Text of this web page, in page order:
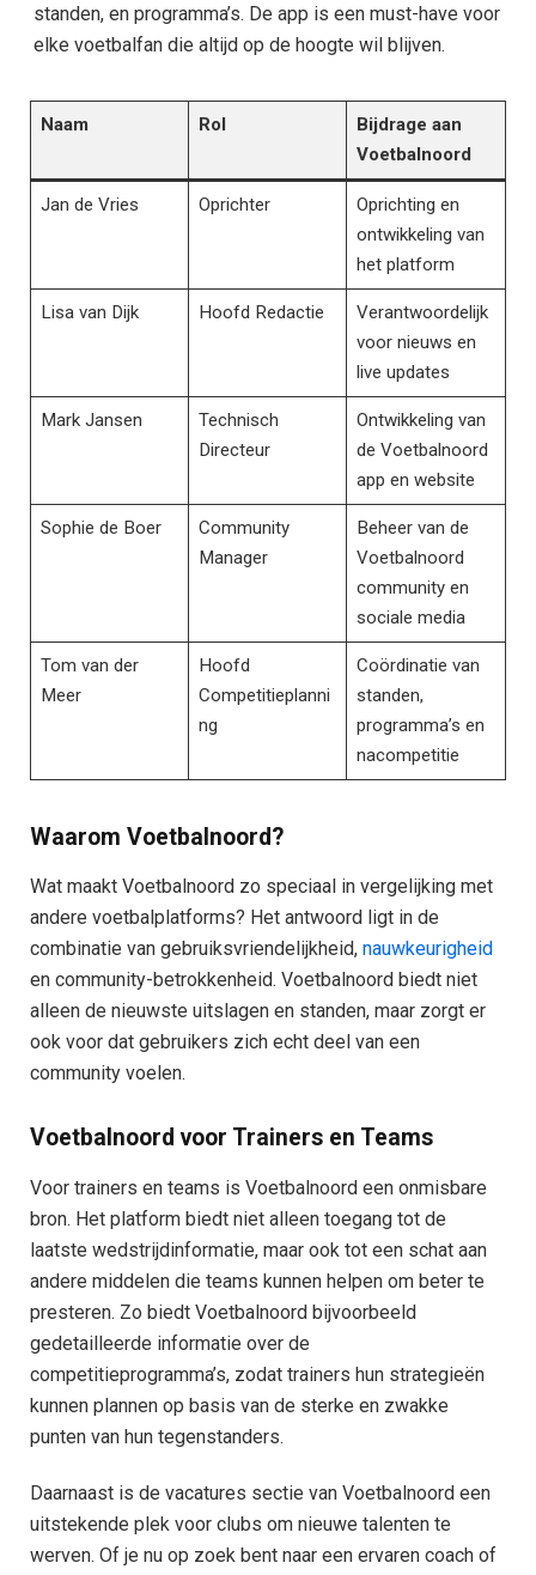
standen, en programma’s. De app is een must-have voor
elke voetbalfan die altijd op de hoogte wil blijven.
Naam Rol
Bijdrage aan
Voetbalnoord
Jan de Vries Oprichter
Oprichting en
ontwikkeling van
het platform
Lisa van Dijk Hoofd Redactie
Verantwoordelijk
voor nieuws en
live updates
Mark Jansen
Technisch
Directeur
Ontwikkeling van
de Voetbalnoord
app en website
Sophie de Boer
Community
Manager
Beheer van de
Voetbalnoord
community en
sociale media
Tom van der
Meer
Hoofd
Competitieplanni
ng
Coördinatie van
standen,
programma’s en
nacompetitie
Waarom Voetbalnoord?
Wat maakt Voetbalnoord zo speciaal in vergelijking met
andere voetbalplatforms? Het antwoord ligt in de
combinatie van gebruiksvriendelijkheid, nauwkeurigheid
en community-betrokkenheid. Voetbalnoord biedt niet
alleen de nieuwste uitslagen en standen, maar zorgt er
ook voor dat gebruikers zich echt deel van een
community voelen.
Voetbalnoord voor Trainers en Teams
Voor trainers en teams is Voetbalnoord een onmisbare
bron. Het platform biedt niet alleen toegang tot de
laatste wedstrijdinformatie, maar ook tot een schat aan
andere middelen die teams kunnen helpen om beter te
presteren. Zo biedt Voetbalnoord bijvoorbeeld
gedetailleerde informatie over de
competitieprogramma’s, zodat trainers hun strategieën
kunnen plannen op basis van de sterke en zwakke
punten van hun tegenstanders.
Daarnaast is de vacatures sectie van Voetbalnoord een
uitstekende plek voor clubs om nieuwe talenten te
werven. Of je nu op zoek bent naar een ervaren coach of